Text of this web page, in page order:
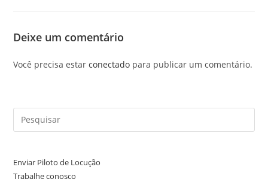
Deixe um comentário
Você precisa estarconectado para publicar um comentário.
Enviar Piloto de Locução
Trabalhe conosco